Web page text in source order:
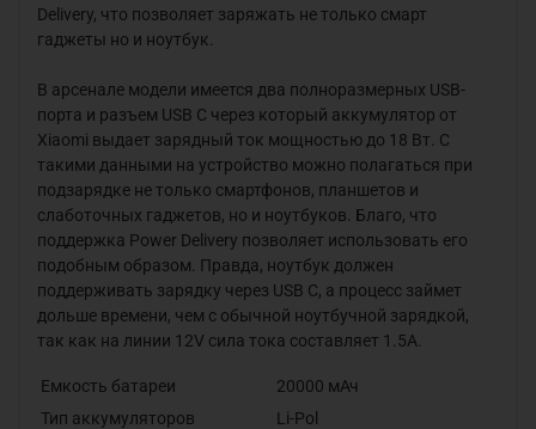
Delivery, что позволяет заряжать не только смарт
гаджеты но и ноутбук.
В арсенале модели имеется два полноразмерных USB-
порта и разъем USB C через который аккумулятор от
Xiaomi выдает зарядный ток мощностью до 18 Вт. С
такими данными на устройство можно полагаться при
подзарядке не только смартфонов, планшетов и
слаботочных гаджетов, но и ноутбуков. Благо, что
поддержка Power Delivery позволяет использовать его
подобным образом. Правда, ноутбук должен
поддерживать зарядку через USB C, а процесс займет
дольше времени, чем с обычной ноутбучной зарядкой,
так как на линии 12V сила тока составляет 1.5A.
Емкость батареи
20000 мАч
Тип аккумуляторов
Li-Pol